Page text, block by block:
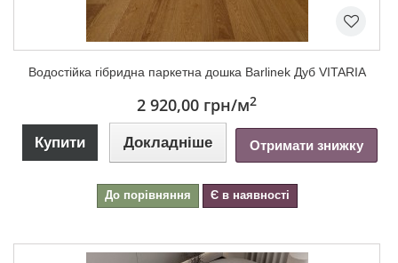
Водостійка гібридна паркетна дошка Barlinek Дуб VITARIA
2 920,00 грн/м2
Купити Докладніше Отримати знижку
До порівняння Є в наявності